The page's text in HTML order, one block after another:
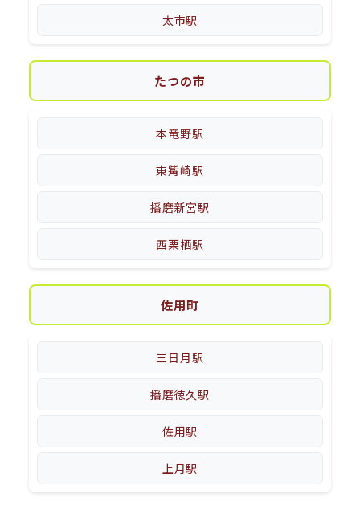
太市駅
たつの市
本竜野駅
東觜崎駅
播磨新宮駅
西栗栖駅
佐用町
三日月駅
播磨徳久駅
佐用駅
上月駅